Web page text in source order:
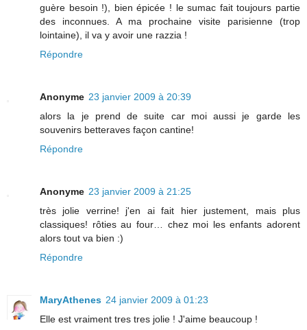
guère besoin !), bien épicée ! le sumac fait toujours partie
des inconnues. A ma prochaine visite parisienne (trop
lointaine), il va y avoir une razzia !
Répondre
Anonyme 23 janvier 2009 à 20:39
alors la je prend de suite car moi aussi je garde les
souvenirs betteraves façon cantine!
Répondre
Anonyme 23 janvier 2009 à 21:25
très jolie verrine! j'en ai fait hier justement, mais plus
classiques! rôties au four… chez moi les enfants adorent
alors tout va bien :)
Répondre
MaryAthenes 24 janvier 2009 à 01:23
Elle est vraiment tres tres jolie ! J'aime beaucoup !